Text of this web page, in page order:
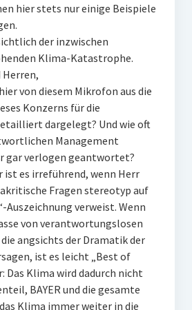
hier stets nur einige Beispiele
der inzwischen
Klima-Katastrophe.
Herren,
von diesem Mikrofon aus die
Konzerns für die
dargelegt? Und wie oft
Management
gar verlogen geantwortet?
ist es irreführend, wenn Herr
Fragen stereotyp auf
Auszeichnung verweist. Wenn
von verantwortungslosen
angsichts der Dramatik der
ist es leicht „Best of
Das Klima wird dadurch nicht
BAYER und die gesamte
Klima immer weiter in die